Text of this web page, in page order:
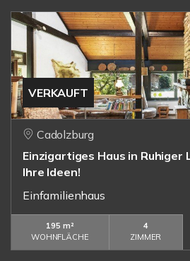
VERKAUFT
Cadolzburg
Einzigartiges Haus in Ruhiger
Ihre Ideen!
Einfamilienhaus
195 m²
WOHNFLÄCHE
4
ZIMMER